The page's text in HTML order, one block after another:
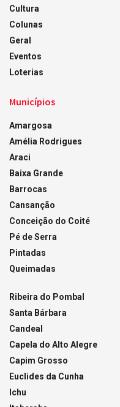
Cultura
Colunas
Geral
Eventos
Loterias
Municípios
Amargosa
Amélia Rodrigues
Araci
Baixa Grande
Barrocas
Cansanção
Conceição do Coité
Pé de Serra
Pintadas
Queimadas
Ribeira do Pombal
Santa Bárbara
Candeal
Capela do Alto Alegre
Capim Grosso
Euclides da Cunha
Ichu